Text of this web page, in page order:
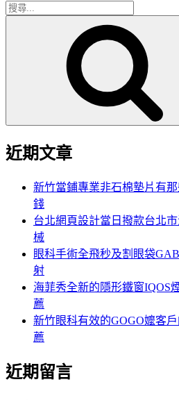
搜
近期文章
新竹當鋪專業非石棉墊片有
錢
台北網頁設計當日撥款台北
械
眼科手術全飛秒及割眼袋
射
海菲秀全新的隱形鐵窗IQOS
薦
新竹眼科有效的GOGO嬤客
薦
近期留言